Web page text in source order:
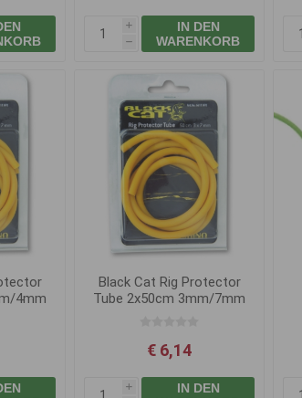
i
h
IN DEN
WARENKORB
4mm
Black Cat Rig Protector
Tube 2x50cm 3mm/7mm
€ 6,14
i
IN DEN